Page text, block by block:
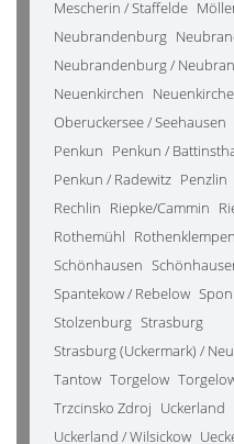
Mescherin / Staffelde
Neubrandenburg
Neubrandenburg /
Neuenkirchen
Oberuckersee / Seehausen
Penkun Penkun /
Penkun / Radewitz Penzlin
Rechlin Riepke/Cammin
Rothemühl
Schönhausen
Spantekow / Rebelow
Stolzenburg Strasburg
Strasburg (Uckermark) /
Tantow Torgelow
Trzcinsko Zdroj Uckerland
Uckerland / Wilsickow